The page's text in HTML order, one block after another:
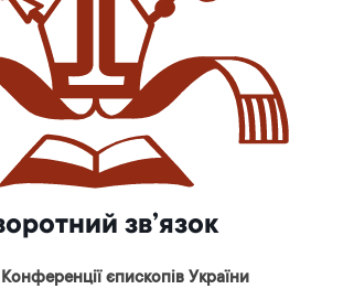
зв’язок
єпископів України